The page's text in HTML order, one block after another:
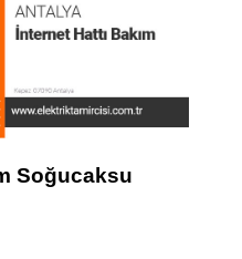
Soğucaksu